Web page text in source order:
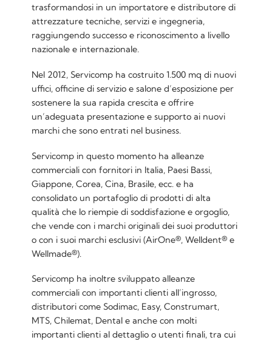
trasformandosi in un importatore e distributore di
attrezzature tecniche, servizi e ingegneria,
raggiungendo successo e riconoscimento a livello
nazionale e internazionale.
Nel 2012, Servicomp ha costruito 1.500 mq di nuovi
uffici, officine di servizio e salone d’esposizione per
sostenere la sua rapida crescita e offrire
un’adeguata presentazione e supporto ai nuovi
marchi che sono entrati nel business.
Servicomp in questo momento ha alleanze
commerciali con fornitori in Italia, Paesi Bassi,
Giappone, Corea, Cina, Brasile, ecc. e ha
consolidato un portafoglio di prodotti di alta
qualità che lo riempie di soddisfazione e orgoglio,
che vende con i marchi originali dei suoi produttori
o con i suoi marchi esclusivi (AirOne®, Welldent® e
Wellmade®).
Servicomp ha inoltre sviluppato alleanze
commerciali con importanti clienti all’ingrosso,
distributori come Sodimac, Easy, Construmart,
MTS, Chilemat, Dental e anche con molti
importanti clienti al dettaglio o utenti finali, tra cui